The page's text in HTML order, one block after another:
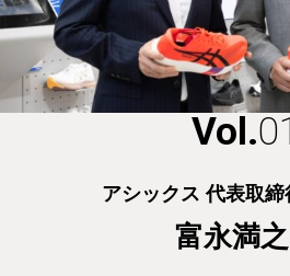
Vol.01
アシックス 代表取
富永満之